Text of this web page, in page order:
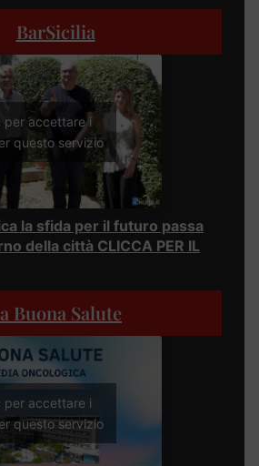
BarSicilia
per accettare i
questo servizio
la sfida per il futuro passa
della città CLICCA PER IL
Buona Salute
per accettare i
questo servizio